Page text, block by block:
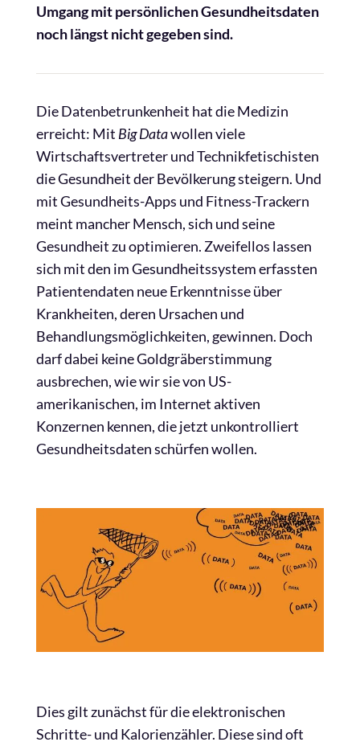
Umgang mit persönlichen Gesundheitsdaten
noch längst nicht gegeben sind.
Die Datenbetrunkenheit hat die Medizin
erreicht: Mit Big Datawollen viele
Wirtschaftsvertreter und Technikfetischisten
die Gesundheit der Bevölkerung steigern. Und
mit Gesundheits-Apps und Fitness-Trackern
meint mancher Mensch, sich und seine
Gesundheit zu optimieren. Zweifellos lassen
sich mit den im Gesundheitssystem erfassten
Patientendaten neue Erkenntnisse über
Krankheiten, deren Ursachen und
Behandlungsmöglichkeiten, gewinnen. Doch
darf dabei keine Goldgräberstimmung
ausbrechen, wie wir sie von US-
amerikanischen, im Internet aktiven
Konzernen kennen, die jetzt unkontrolliert
Gesundheitsdaten schürfen wollen.
Dies gilt zunächst für die elektronischen
Schritte- und Kalorienzähler. Diese sind oft